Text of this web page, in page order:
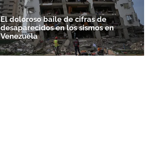
El doloroso baile de cifras de
desaparecidos en los sismos en
Venezuela